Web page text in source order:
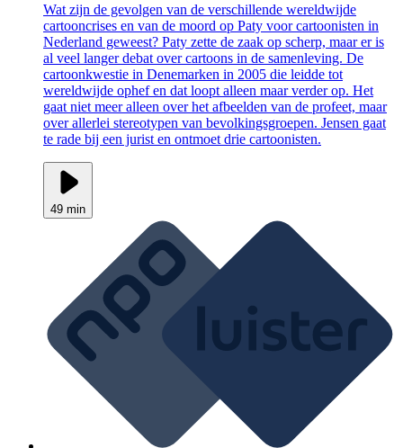
Wat zijn de gevolgen van de verschillende wereldwijde
cartooncrises en van de moord op Paty voor cartoonisten in
Nederland geweest? Paty zette de zaak op scherp, maar er is
al veel langer debat over cartoons in de samenleving. De
cartoonkwestie in Denemarken in 2005 die leidde tot
wereldwijde ophef en dat loopt alleen maar verder op. Het
gaat niet meer alleen over het afbeelden van de profeet, maar
over allerlei stereotypen van bevolkingsgroepen. Jensen gaat
te rade bij een jurist en ontmoet drie cartoonisten.
49 min